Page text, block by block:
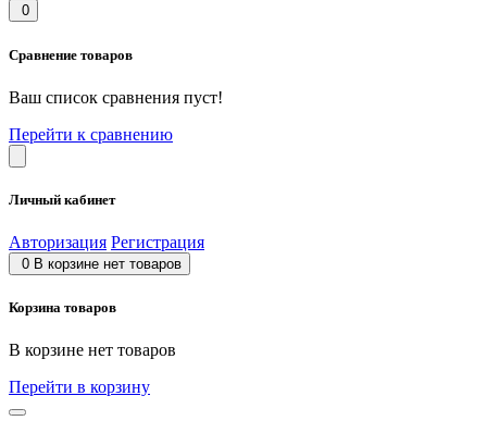
0
Сравнение товаров
Ваш список сравнения пуст!
Перейти к сравнению
Личный кабинет
Авторизация Регистрация
0 В корзине нет товаров
Корзина товаров
В корзине нет товаров
Перейти в корзину